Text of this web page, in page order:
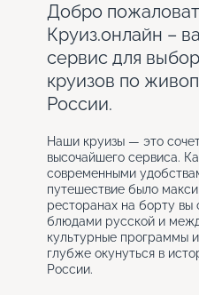
Добро
Круиз.онлайн –
сервис для
круизов по
России.
Наши круизы — это
высочайшего сервиса.
современными
путешествие было
ресторанах на борту вы
блюдами русской и
культурные программы
глубже окунуться в
России.